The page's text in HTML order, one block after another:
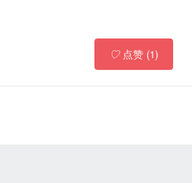
♡点赞 (1)